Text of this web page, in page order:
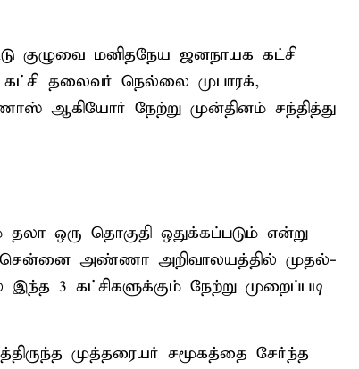
குழுவை மனிதநேய ஜனநாயக கட்சி
கட்சி தலைவர் நெல்லை முபாரக்,
ஆகியோர் நேற்று முன்தினம் சந்தித்து
ஒரு தொகுதி ஒதுக்கப்படும் என்று
சென்னை அண்ணா அறிவாலயத்தில் முதல்-
3 கட்சிகளுக்கும் நேற்று முறைப்படி
முத்தரையர் சமூகத்தை சேர்ந்த